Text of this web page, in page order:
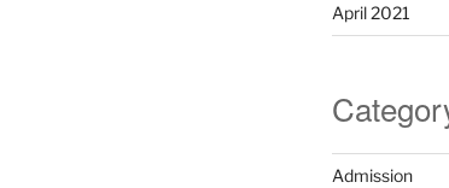
April 2021
Admission